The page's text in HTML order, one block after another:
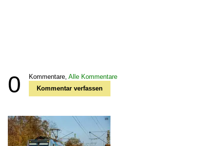
0 Kommentare, Alle Kommentare
Kommentar verfassen